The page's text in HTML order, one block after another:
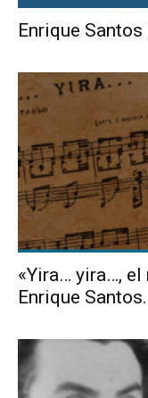
Enrique
«Yira… yira…,
Enrique